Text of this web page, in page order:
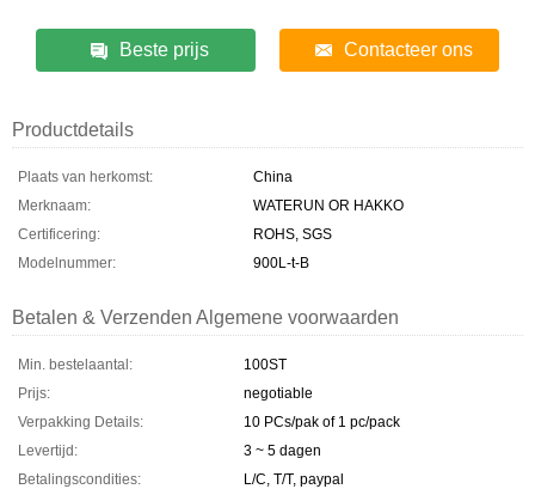
Beste prijs Contacteer ons
Productdetails
Plaats van herkomst:
China
Merknaam:
WATERUN OR HAKKO
Certificering:
ROHS, SGS
Modelnummer:
900L-t-B
Betalen & Verzenden Algemene voorwaarden
Min. bestelaantal:
100ST
Prijs:
negotiable
Verpakking Details:
10 PCs/pak of 1 pc/pack
Levertijd:
3 ~ 5 dagen
Betalingscondities:
L/C, T/T, paypal